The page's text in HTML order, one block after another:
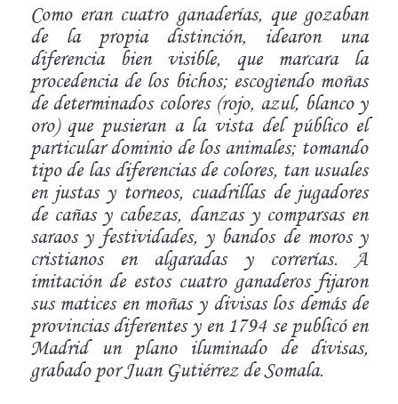
Como eran cuatro ganaderías, que gozaban
de la propia distinción, idearon una
diferencia bien visible, que marcara la
procedencia de los bichos; escogiendo moñas
de determinados colores (rojo, azul, blanco y
oro) que pusieran a la vista del público el
particular dominio de los animales; tomando
tipo de las diferencias de colores, tan usuales
en justas y torneos, cuadrillas de jugadores
de cañas y cabezas, danzas y comparsas en
saraos y festividades, y bandos de moros y
cristianos en algaradas y correrías. A
imitación de estos cuatro ganaderos fijaron
sus matices en moñas y divisas los demás de
provincias diferentes y en 1794 se publicó en
Madrid un plano iluminado de divisas,
grabado por Juan Gutiérrez de Somala.